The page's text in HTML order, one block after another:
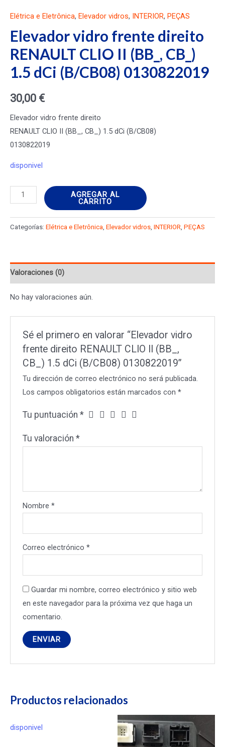
Elétrica e Eletrônica, Elevador vidros, INTERIOR, PEÇAS
Elevador vidro frente direito
RENAULT CLIO II (BB_, CB_)
1.5 dCi (B/CB08) 0130822019
30,00 €
Elevador vidro frente direito
RENAULT CLIO II (BB_, CB_) 1.5 dCi (B/CB08)
0130822019
disponivel
Elevador
vidro
frente
direito
II
CB_)
(B/CB08)
0130822019
cantidad
AGREGAR AL
CARRITO
Categorías: Elétrica e Eletrônica Elevador vidros INTERIOR PEÇAS
Valoraciones (0)
No hay valoraciones aún.
Sé el primero en valorar “Elevador vidro
frente direito RENAULT CLIO II (BB_,
CB_) 1.5 dCi (B/CB08) 0130822019”
Tu dirección de correo electrónico no será publicada.
Los campos obligatorios están marcados con*
Tu puntuación*
Tu valoración*
Nombre*
Correo electrónico*
Guardar mi nombre, correo electrónico y sitio web
en este navegador para la próxima vez que haga un
comentario.
Productos relacionados
disponivel